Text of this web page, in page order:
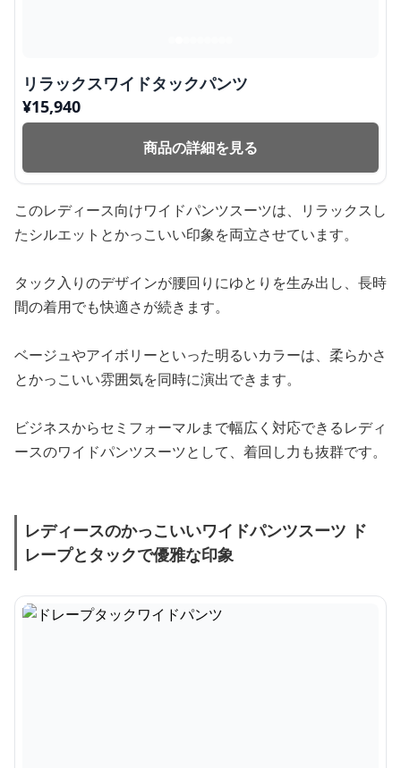
リラックスワイドタックパンツ
¥15,940
商品の詳細を見る
このレディース向けワイドパンツスーツは、リラックスし
たシルエットとかっこいい印象を両立させています。
タック入りのデザインが腰回りにゆとりを生み出し、長時
間の着用でも快適さが続きます。
ベージュやアイボリーといった明るいカラーは、柔らかさ
とかっこいい雰囲気を同時に演出できます。
ビジネスからセミフォーマルまで幅広く対応できるレディ
ースのワイドパンツスーツとして、着回し力も抜群です。
レディースのかっこいいワイドパンツスーツ ド
レープとタックで優雅な印象